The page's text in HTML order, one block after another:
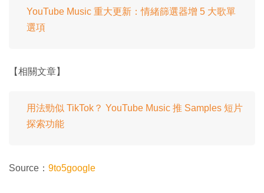
YouTube Music 重大更新：情緒篩選器增 5 大歌單
選項
【相關文章】
用法勁似 TikTok？ YouTube Music 推 Samples 短片
探索功能
Source： 9to5google